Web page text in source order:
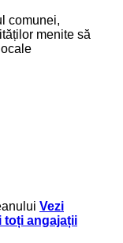
comunei,
menite să
Vezi
toți angajații